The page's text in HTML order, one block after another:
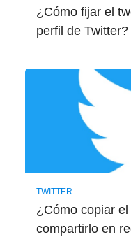
¿Cómo fijar el
perfil de
TWITTER
¿Cómo copiar
compartirlo en